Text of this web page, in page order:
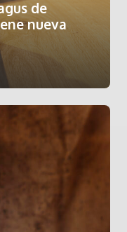
de
nueva